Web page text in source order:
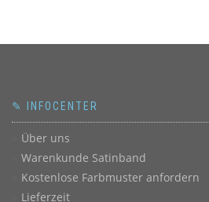
✎ INFOCENTER
Über uns
Warenkunde Satinband
Kostenlose Farbmuster anfordern
Lieferzeit